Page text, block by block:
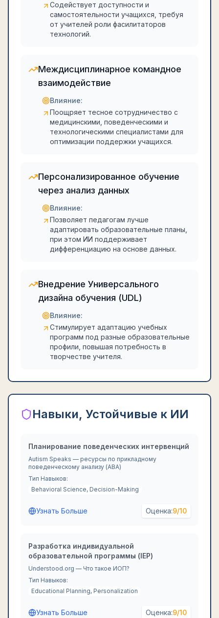
Содействует доступности и
самостоятельности учащихся, требуя
от учителей роли фасилитаторов
технологий.
Междисциплинарное командное
взаимодействие
Влияние:
Поощряет тесное сотрудничество с
медицинскими, поведенческими и
технологическими специалистами для
оптимизации поддержки учащихся.
Персонализированное обучение
через анализ данных
Влияние:
Позволяет педагогам лучше
адаптировать образовательные планы,
при этом ИИ поддерживает
дифференциацию на основе данных.
Внедрение Универсального
дизайна обучения (UDL)
Влияние:
Стимулирует адаптацию учебных
программ под разные образовательные
профили, повышая потребность в
творчестве учителя.
Навыки, Устойчивые к ИИ
Планирование поведенческих интервенций
Autism Speaks — ресурсы по прикладному
поведенческому анализу (ABA)
Тип Навыков:
Behavioral Science, Decision-Making
Узнать Больше Оценка:9/10
Разработка индивидуальной
образовательной программы (IEP)
Understood.org — Что такое ИОП?
Тип Навыков:
Educational Planning, Personalization
Узнать Больше Оценка:9/10